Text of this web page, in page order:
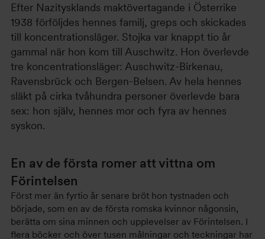
Efter Nazitysklands maktövertagande i Österrike
1938 förföljdes hennes familj, greps och skickades
till koncentrationsläger. Stojka var knappt tio år
gammal när hon kom till Auschwitz. Hon överlevde
tre koncentrationsläger: Auschwitz-Birkenau,
Ravensbrück och Bergen-Belsen. Av hela hennes
släkt på cirka tvåhundra personer överlevde bara
sex: hon själv, hennes mor och fyra av hennes
syskon.
En av de första romer att vittna om
Förintelsen
Först mer än fyrtio år senare bröt hon tystnaden och
började, som en av de första romska kvinnor någonsin,
berätta om sina minnen och upplevelser av Förintelsen. I
flera böcker och över tusen målningar och teckningar har